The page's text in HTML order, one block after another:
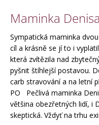
Maminka Denisa
Sympatická maminka
cíl a krásně se jí to i
která zvítězila nad
pyšnit štíhlejší postavou.
carb stravování a na letní
PO Pečlivá maminka
většina obezřetných lidí, i
skeptická. Vždyť na trhu